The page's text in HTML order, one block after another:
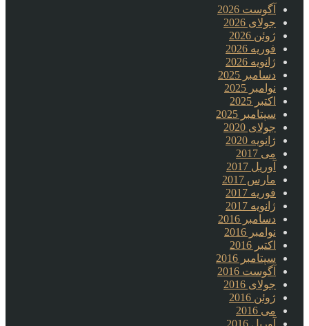
آگوست 2026
جولای 2026
ژوئن 2026
فوریه 2026
ژانویه 2026
دسامبر 2025
نوامبر 2025
اکتبر 2025
سپتامبر 2025
جولای 2020
ژانویه 2020
می 2017
آوریل 2017
مارس 2017
فوریه 2017
ژانویه 2017
دسامبر 2016
نوامبر 2016
اکتبر 2016
سپتامبر 2016
آگوست 2016
جولای 2016
ژوئن 2016
می 2016